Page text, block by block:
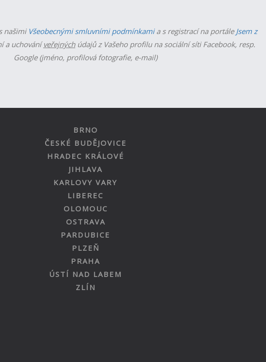
našimi Všeobecnými smluvními podmínkamia s registrací na portále Jsem z
a uchováníveřejnýchúdajů z Vašeho profilu na sociální síti Facebook, resp.
Google (jméno, profilová fotografie, e-mail)
BRNO
ČESKÉ BUDĚJOVICE
HRADEC KRÁLOVÉ
JIHLAVA
KARLOVY VARY
LIBEREC
OLOMOUC
OSTRAVA
PARDUBICE
PLZEŇ
PRAHA
ÚSTÍ NAD LABEM
ZLÍN